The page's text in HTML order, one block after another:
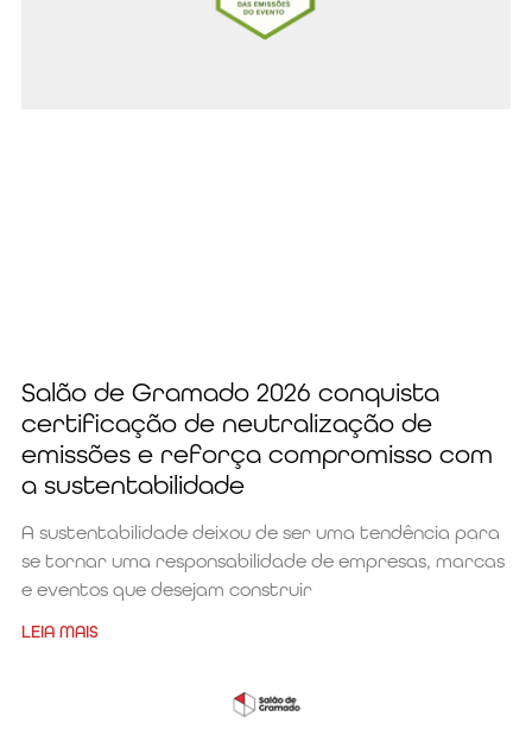
Salão de Gramado 2026 conquista
certificação de neutralização de
emissões e reforça compromisso com
a sustentabilidade
A sustentabilidade deixou de ser uma tendência para
se tornar uma responsabilidade de empresas, marcas
e eventos que desejam construir
LEIA MAIS